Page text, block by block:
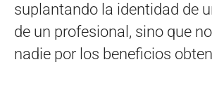
suplantando la identidad de
de un profesional, sino que
nadie por los beneficios